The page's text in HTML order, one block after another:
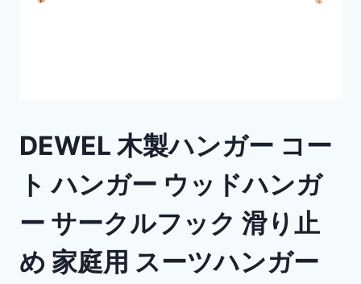
DEWEL 木製ハンガー コー
ト ハンガー ウッドハンガ
ー サークルフック 滑り止
め 家庭用 スーツハンガー